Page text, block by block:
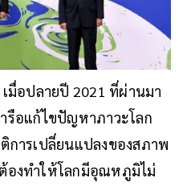
มื่อปลายปี 2021 ที่ผ่านมา
รือแก้ไขปัญหาภาวะโลก
การเปลี่ยนแปลงของสภาพ
องทำให้โลกมีอุณหภูมิไม่